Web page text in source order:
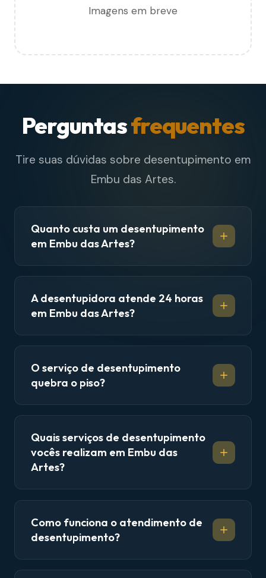
Imagens em breve
Perguntasfrequentes
Tire suas dúvidas sobre desentupimento em
Embu das Artes.
Quanto custa um desentupimento
em Embu das Artes?
A desentupidora atende 24 horas
em Embu das Artes?
O serviço de desentupimento
quebra o piso?
Quais serviços de desentupimento
vocês realizam em Embu das
Artes?
Como funciona o atendimento de
desentupimento?